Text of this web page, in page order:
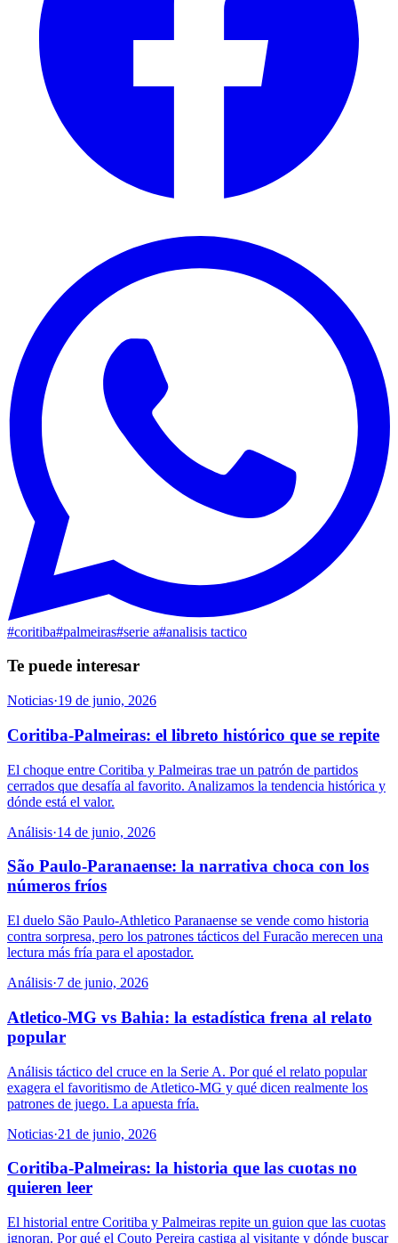
#coritiba#palmeiras#serie a#analisis tactico
Te puede interesar
Noticias·19 de junio, 2026
Coritiba-Palmeiras: el libreto histórico que se repite
El choque entre Coritiba y Palmeiras trae un patrón de partidos
cerrados que desafía al favorito. Analizamos la tendencia histórica y
dónde está el valor.
Análisis·14 de junio, 2026
São Paulo-Paranaense: la narrativa choca con los
números fríos
El duelo São Paulo-Athletico Paranaense se vende como historia
contra sorpresa, pero los patrones tácticos del Furacão merecen una
lectura más fría para el apostador.
Análisis·7 de junio, 2026
Atletico-MG vs Bahia: la estadística frena al relato
popular
Análisis táctico del cruce en la Serie A. Por qué el relato popular
exagera el favoritismo de Atletico-MG y qué dicen realmente los
patrones de juego. La apuesta fría.
Noticias·21 de junio, 2026
Coritiba-Palmeiras: la historia que las cuotas no
quieren leer
El historial entre Coritiba y Palmeiras repite un guion que las cuotas
ignoran. Por qué el Couto Pereira castiga al visitante y dónde buscar